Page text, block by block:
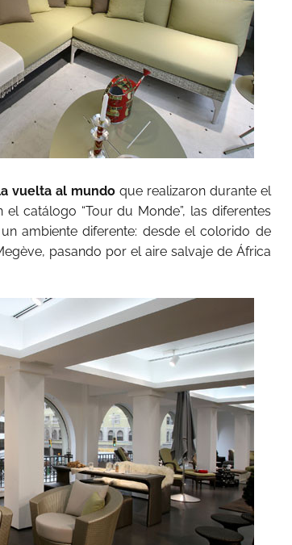
vuelta al mundoque realizaron durante el
catálogo “Tour du Monde”, las diferentes
ambiente diferente: desde el colorido de
pasando por el aire salvaje de África